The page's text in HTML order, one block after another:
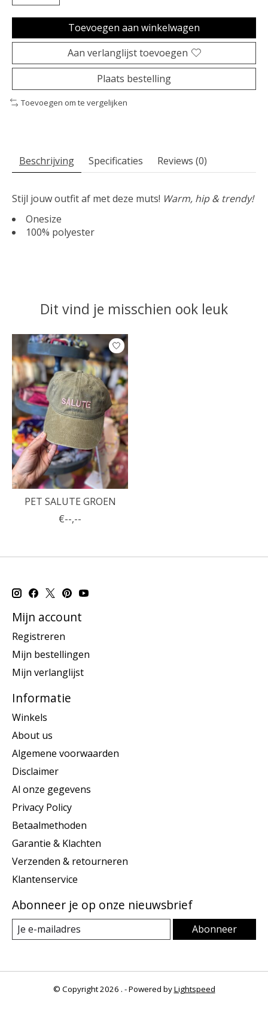
Toevoegen aan winkelwagen
Aan verlanglijst toevoegen
Plaats bestelling
Toevoegen om te vergelijken
Beschrijving Specificaties Reviews (0)
Stijl jouw outfit af met deze muts! Warm, hip & trendy!
Onesize
100% polyester
Dit vind je misschien ook leuk
Items van productcarrousel
PET SALUTE GROEN
€--,--
Mijn account
Registreren
Mijn bestellingen
Mijn verlanglijst
Informatie
Winkels
About us
Algemene voorwaarden
Disclaimer
Al onze gegevens
Privacy Policy
Betaalmethoden
Garantie & Klachten
Verzenden & retourneren
Klantenservice
Abonneer je op onze nieuwsbrief
Abonneer
© Copyright 2026 . - Powered byLightspeed